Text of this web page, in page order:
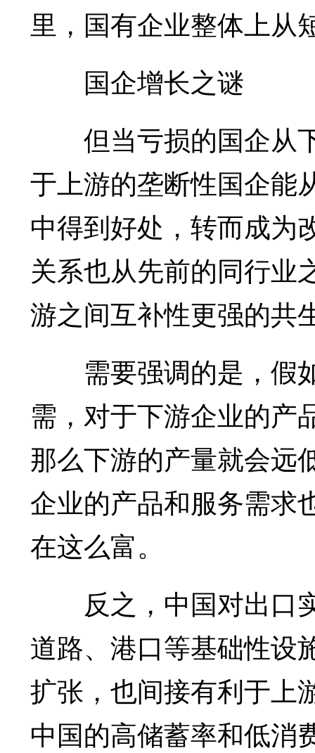
里，国有企业整体上从
国企增长之谜
但当亏损的国企从
于上游的垄断性国企能
中得到好处，转而成为
关系也从先前的同行业
游之间互补性更强的共
需要强调的是，假
需，对于下游企业的产
那么下游的产量就会远
企业的产品和服务需求
在这么富。
反之，中国对出口
道路、港口等基础性设
扩张，也间接有利于上
中国的高储蓄率和低消